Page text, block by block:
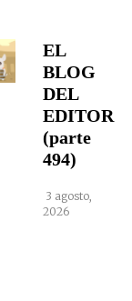
EL
BLOG
DEL
EDITOR
(parte
494)
3 agosto,
2026